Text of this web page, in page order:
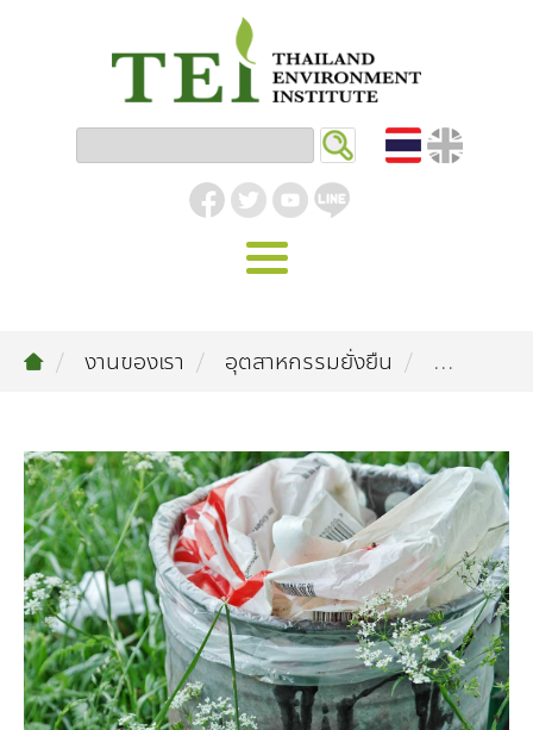
รู้จัก ม.ส.ท.
โครงสร้างองค์กร
คณะกรรมการมูลนิธิ
คณะกรรมการบริหารสถาบัน
คณะผู้บริหาร
เจ้าหน้าที่
สิ่งแวดล้อมอุตสาหกรรม
อุตสาหกรรมยั่งยืน
มลพิษอุตสาหกรรม
สิ่งแวดล้อมเมืองและชุมชน
ชุมชนและเมืองน่าอยู่
ขยะชุมชน-ขยะอาหาร
ขยะพลาสติก
การผลิตและการบริโภคยั่งยืน
ฉลากเขียว
ฉลากสิ่งแวดล้อม
ทรัพยากรธรรมชาติ
ทรัพยากรทางบก
การเปลี่ยนแปลงสภาพภูมิอากาศ
คลังความรู้
บทความ
อินโฟกราฟิก | โปสเตอร์
คลิปวิดีโอ
เอกสารเผยแพร่
กิจกรรมข่าวสาร
กิจกรรมของเรา
ข่าวสิ่งแวดล้อม
ร่วมงานกับเรา
งาน
ฝึกงาน
ติดต่อเรา
งานของเรา อุตสาหกรรมยั่งยืน ...